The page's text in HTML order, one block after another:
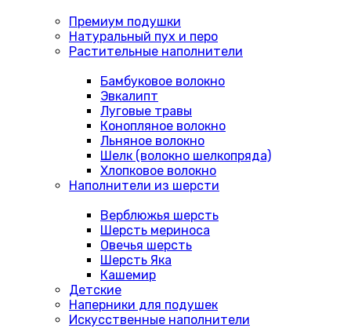
Премиум подушки
Натуральный пух и перо
Растительные наполнители
Бамбуковое волокно
Эвкалипт
Луговые травы
Конопляное волокно
Льняное волокно
Шелк (волокно шелкопряда)
Хлопковое волокно
Наполнители из шерсти
Верблюжья шерсть
Шерсть мериноса
Овечья шерсть
Шерсть Яка
Кашемир
Детские
Наперники для подушек
Искусственные наполнители